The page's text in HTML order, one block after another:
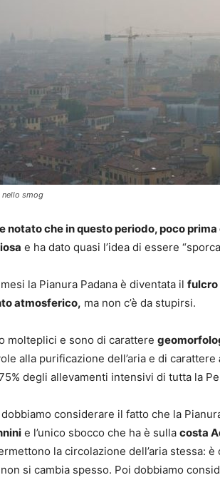
nello smog
notato che in questo periodo, poco
e ha dato quasi l’idea di essere
la Pianura Padana è diventata il fulcro
atmosferico, ma non c’è da stupirsi.
molteplici e sono di carattere
alla purificazione dell’aria e di carattere
degli allevamenti intensivi di tutta la
considerare il fatto che la
e l’unico sbocco che ha è sulla costa
la circolazione dell’aria stessa:
non si cambia spesso. Poi dobbiamo